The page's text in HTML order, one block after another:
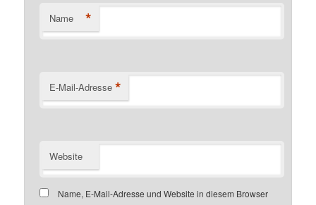
Name *
E-Mail-Adresse *
Website
Name, E-Mail-Adresse und Website in diesem Browser